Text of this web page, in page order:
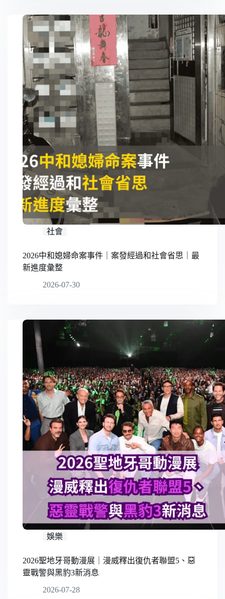
社會
2026中和媳婦命案事件｜案發經過和社會省思｜最
新進度彙整
2026-07-30
娛樂
2026聖地牙哥動漫展｜漫威釋出復仇者聯盟5、惡
靈戰警與黑豹3新消息
2026-07-28